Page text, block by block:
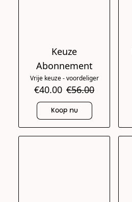
Keuze
Abonnement
Vrije keuze - voordeliger
€40.00 €56.00
Koop nu